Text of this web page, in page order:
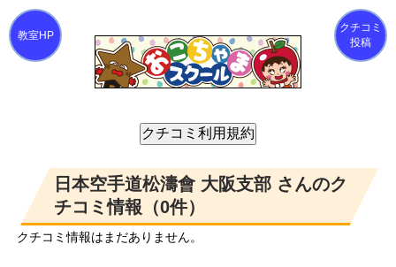
クチコミ
投稿
日本空手道松濤會 大阪支部 さんのク
チコミ情報（0件）
クチコミ情報はまだありません。